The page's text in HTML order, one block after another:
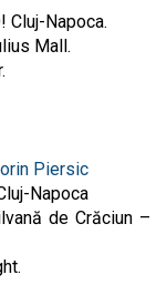
Cluj-Napoca.
Mall.
Piersic
Napoca
de Crăciun –